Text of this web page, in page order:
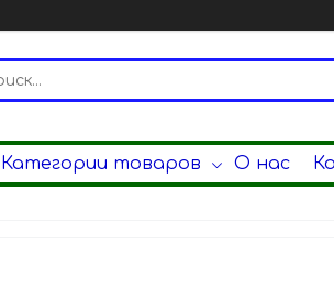
Категории товаров О нас